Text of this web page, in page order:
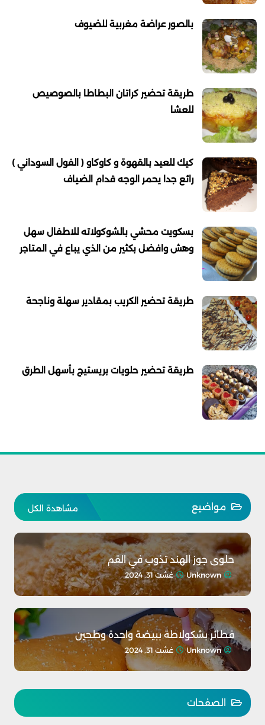
بالصور عراضة مغربية للضيوف
طريقة تحضير كراتان البطاطا بالصوصيص
للعشا
كيك للعيد بالقهوة و كاوكاو ( الفول السوداني )
رائع جدا يحمر الوجه قدام الضياف
بسكويت محشي بالشوكولاته للاطفال سهل
وهش وافضل بكثير من الذي يباع في المتاجر
طريقة تحضير الكريب بمقادير سهلة وناجحة
طريقة تحضير حلويات بريستيج بأسهل الطرق
مشاهدة الكل مواضيع
حلوى جوز الهند تذوب في القم
Unknown غشت 31, 2024
فطائر بشكولاطة ببيضة واحدة وطحين
Unknown غشت 31, 2024
الصفحات